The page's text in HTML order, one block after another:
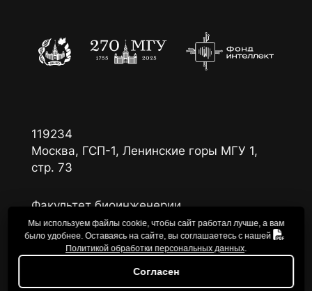
119234
Москва, ГСП-1, Ленинские горы МГУ 1,
стр. 73
Факультет биоинженерии
и биоинформатики, каб. 433
Мы используем файлы cookie, чтобы сайт работал лучше, а вам
было удобнее. Оставаясь на сайте, вы соглашаетесь с нашей
Политикой обработки персональных данных.
Согласен